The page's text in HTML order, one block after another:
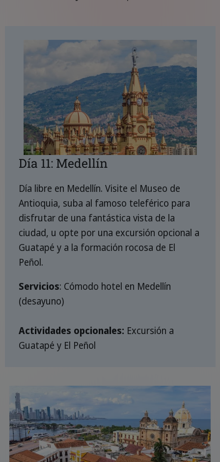
Día 11: Medellín
Día libre en Medellín. Visite el Museo de
Antioquia, suba al famoso teleférico para
disfrutar de una fantástica vista de la
ciudad, u opte por una excursión opcional a
Guatapé y a la formación rocosa de El
Peñol.
Servicios: Cómodo hotel en Medellín
(desayuno)
Actividades opcionales: Excursión a
Guatapé y El Peñol